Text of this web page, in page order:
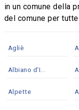
in un comune della
del comune per
Agliè
Albiano d'I...
Alpette